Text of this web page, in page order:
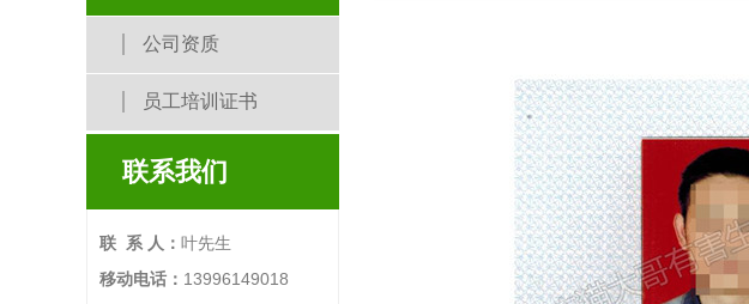
公司资质
员工培训证书
联系我们
联 系 人： 叶先生
移动电话： 13996149018